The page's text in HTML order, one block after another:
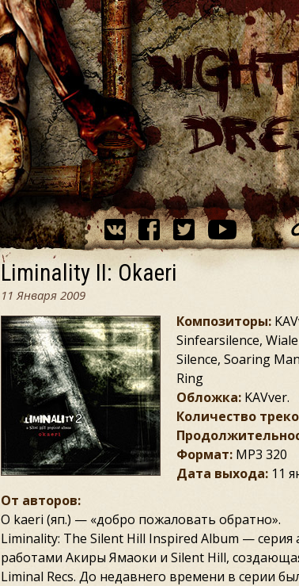
Liminality II: Okaeri
11 Января 2009
Композиторы:
Sinfearsilence,
Silence, Soaring
Ring
Обложка: KAVver.
Количество
Формат: MP3 320
Дата выхода: 11
От авторов:
O kaeri (яп.) — «добро пожаловать обратно».
Liminality: The Silent Hill Inspired Album —
работами Акиры Ямаоки и Silent Hill,
Liminal Recs. До недавнего времени в серии